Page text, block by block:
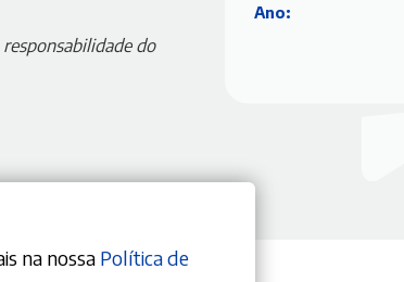
do
Ano:
na nossa Política de